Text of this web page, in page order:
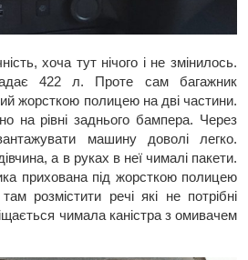
хоча тут нічого і не змінилось.
422 л. Проте сам багажник
жорсткою полицею на дві частини.
на рівні заднього бампера. Через
машину доволі легко.
а в руках в неї чималі пакети.
прихована під жорсткою полицею
розмістити речі які не потрібні
чимала каністра з омивачем